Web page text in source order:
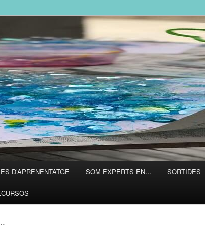
D’APRENENTATGE SOM EXPERTS EN… SORTIDES